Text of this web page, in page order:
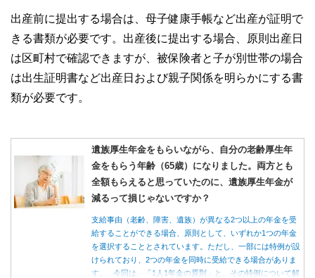
出産前に提出する場合は、母子健康手帳など出産が証明で
きる書類が必要です。出産後に提出する場合、原則出産日
は区町村で確認できますが、被保険者と子が別世帯の場合
は出生証明書など出産日および親子関係を明らかにする書
類が必要です。
遺族厚生年金をもらいながら、自分の老齢厚生年
金をもらう年齢（65歳）になりました。両方とも
全額もらえると思っていたのに、遺族厚生年金が
減るって損じゃないですか？
支給事由（老齢、障害、遺族）が異なる2つ以上の年金を受
給することができる場合、原則として、いずれか1つの年金
を選択することとされています。ただし、一部には特例が設
けられており、2つの年金を同時に受給できる場合がありま
す。 今回は、「1人1年金の原則」と、その特例について解